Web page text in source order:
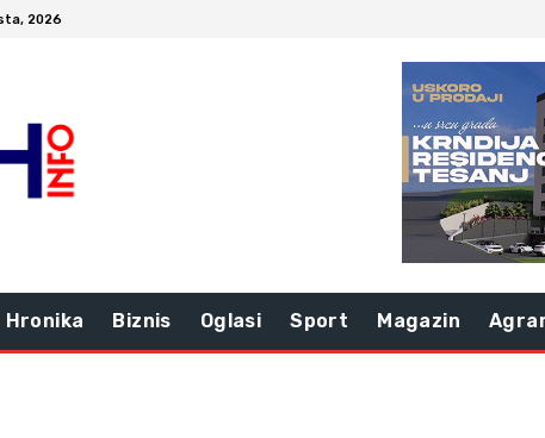
2026
Hronika Biznis Oglasi Sport Magazin